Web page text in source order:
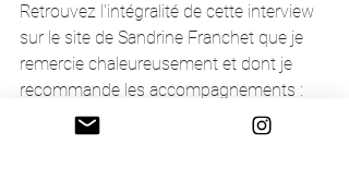
Retrouvez l'intégralité de cette interview
sur le site de Sandrine Franchet que je
remercie chaleureusement et dont je
recommande les accompagnements :
Alexandra, calligraphe : des mots
d'amour pour tous les jours !